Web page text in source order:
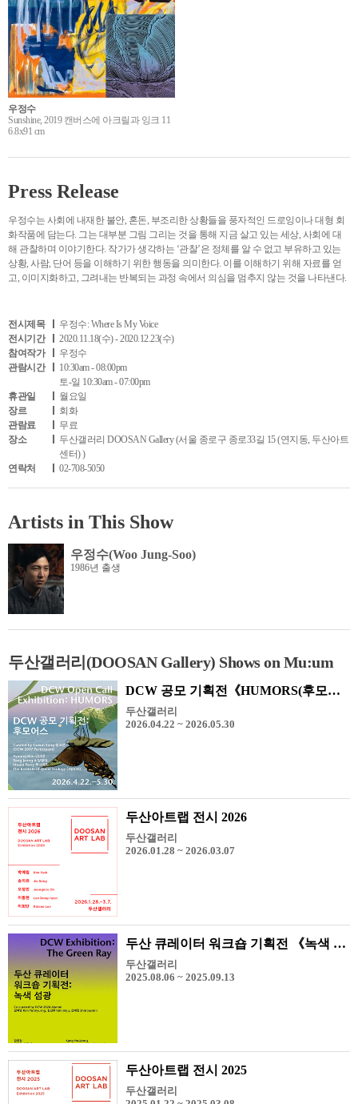
우정수
Sunshine, 2019 캔버스에 아크릴과 잉크 11
6.8x91 cm
Press Release
우정수는 사회에 내재한 불안, 혼돈, 부조리한 상황들을 풍자적인 드로잉이나 대형 회
화작품에 담는다. 그는 대부분 그림 그리는 것을 통해 지금 살고 있는 세상, 사회에 대
해 관찰하며 이야기한다. 작가가 생각하는 ‘관찰’은 정체를 알 수 없고 부유하고 있는
상황, 사람, 단어 등을 이해하기 위한 행동을 의미한다. 이를 이해하기 위해 자료를 얻
고, 이미지화하고, 그려내는 반복되는 과정 속에서 의심을 멈추지 않는 것을 나타낸다.
전시제목
우정수: Where Is My Voice
전시기간
2020.11.18(수) - 2020.12.23(수)
참여작가
우정수
관람시간
10:30am - 08:00pm
토-일 10:30am - 07:00pm
휴관일
월요일
장르
회화
관람료
무료
장소
두산갤러리 DOOSAN Gallery (서울 종로구 종로33길 15 (연지동, 두산아트
센터) )
연락처
02-708-5050
Artists in This Show
우정수(Woo Jung-Soo)
1986년 출생
두산갤러리(DOOSAN Gallery) Shows on Mu:um
DCW 공모 기획전《HUMORS(후모어스)》
두산갤러리
2026.04.22 ~ 2026.05.30
두산아트랩 전시 2026
두산갤러리
2026.01.28 ~ 2026.03.07
두산 큐레이터 워크숍 기획전 《녹색 섬광》
두산갤러리
2025.08.06 ~ 2025.09.13
두산아트랩 전시 2025
두산갤러리